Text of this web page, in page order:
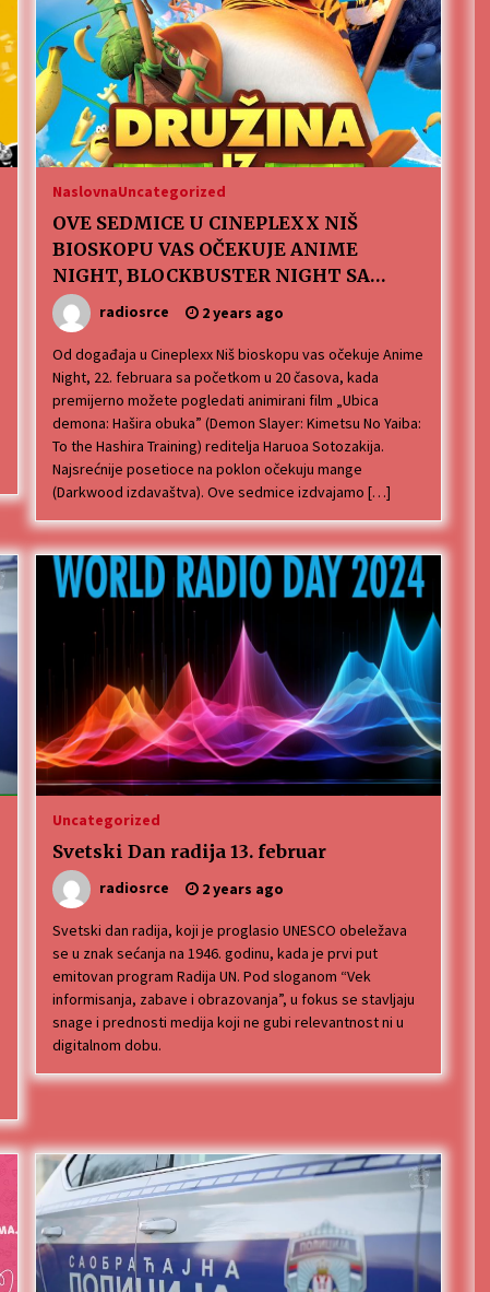
3 months ago
MEDALJE ZA TOPLIČANIN NA
MEĐUNARODNOJ SCENI!
4 months ago
ОБАВЕШТЕЊЕ
5 months ago
NaslovnaUncategorized
OVE SEDMICE U CINEPLEXX NIŠ
BIOSKOPU VAS OČEKUJE ANIME
NIGHT, BLOCKBUSTER NIGHT SA
FILMOM “DINA: DRUGI DEO” I JOŠ
MNOGO DOBRIH NASLOVA.
radiosrce 2 years ago
Od događaja u Cineplexx Niš bioskopu vas očekuje Anime
Night, 22. februara sa početkom u 20 časova, kada
premijerno možete pogledati animirani film „Ubica
demona: Hašira obuka” (Demon Slayer: Kimetsu No Yaiba:
To the Hashira Training) reditelja Haruoa Sotozakija.
Najsrećnije posetioce na poklon očekuju mange
(Darkwood izdavaštva). Ove sedmice izdvajamo […]
Uncategorized
Svetski Dan radija 13. februar
radiosrce 2 years ago
Svetski dan radija, koji je proglasio UNESCO obeležava
se u znak sećanja na 1946. godinu, kada je prvi put
emitovan program Radija UN. Pod sloganom “Vek
informisanja, zabave i obrazovanja”, u fokus se stavljaju
snage i prednosti medija koji ne gubi relevantnost ni u
digitalnom dobu.